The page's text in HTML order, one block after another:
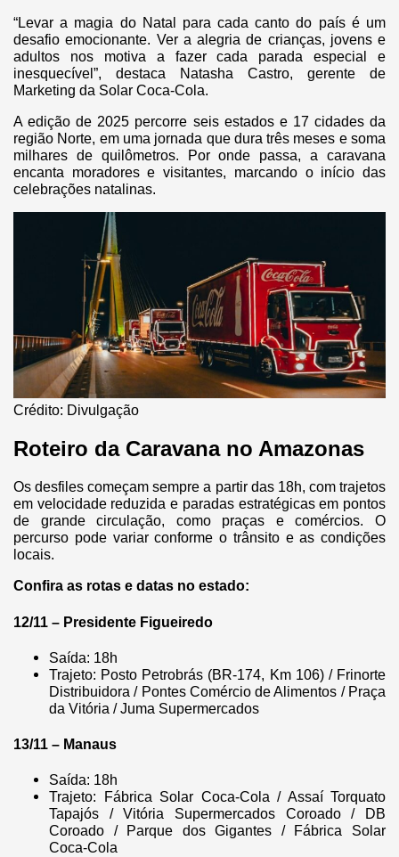
“Levar a magia do Natal para cada canto do país é um
desafio emocionante. Ver a alegria de crianças, jovens e
adultos nos motiva a fazer cada parada especial e
inesquecível”, destaca Natasha Castro, gerente de
Marketing da Solar Coca-Cola.
A edição de 2025 percorre seis estados e 17 cidades da
região Norte, em uma jornada que dura três meses e soma
milhares de quilômetros. Por onde passa, a caravana
encanta moradores e visitantes, marcando o início das
celebrações natalinas.
Crédito: Divulgação
Roteiro da Caravana no Amazonas
Os desfiles começam sempre a partir das 18h, com trajetos
em velocidade reduzida e paradas estratégicas em pontos
de grande circulação, como praças e comércios. O
percurso pode variar conforme o trânsito e as condições
locais.
Confira as rotas e datas no estado:
12/11 – Presidente Figueiredo
Saída: 18h
Trajeto: Posto Petrobrás (BR-174, Km 106) / Frinorte
Distribuidora / Pontes Comércio de Alimentos / Praça
da Vitória / Juma Supermercados
13/11 – Manaus
Saída: 18h
Trajeto: Fábrica Solar Coca-Cola / Assaí Torquato
Tapajós / Vitória Supermercados Coroado / DB
Coroado / Parque dos Gigantes / Fábrica Solar
Coca-Cola